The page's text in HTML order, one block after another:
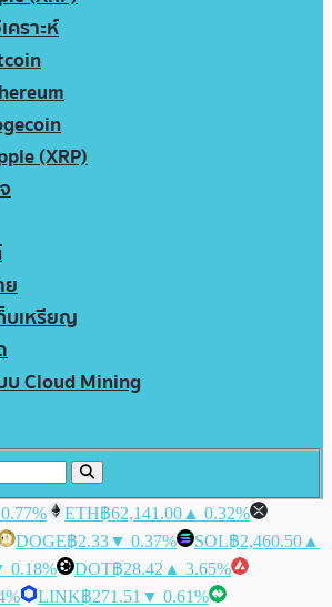
คราะห์
(XRP)
ย
บเหรียญ
บ Cloud Mining
ETH฿62,141.00 ▲ 0.32%
DOGE฿2.33▼ 0.37% SOL฿2,460.50 ▲
0.18% DOT฿28.42 ▲ 3.65%
LINK฿271.51 ▼ 0.61%